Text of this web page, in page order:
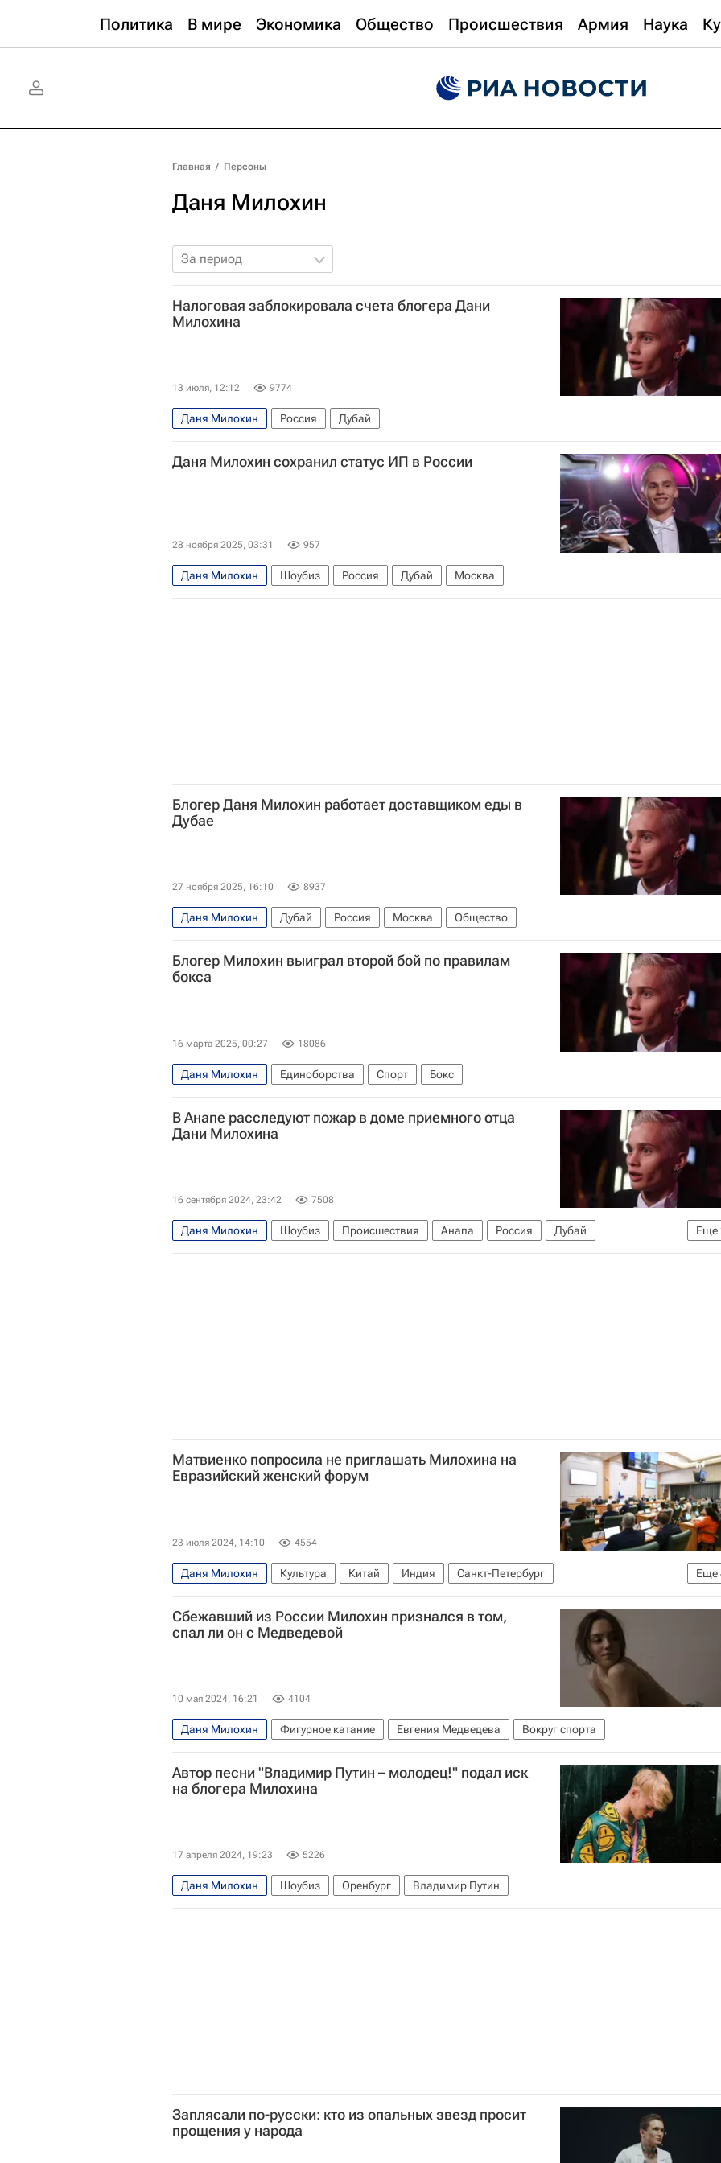
Политика В мире Экономика Общество Происшествия Армия Наука
Главная / Персоны
Даня Милохин
За период
Налоговая заблокировала счета блогера Дани
Милохина
13 июля, 12:12 9774
Даня Милохин Россия Дубай
Даня Милохин сохранил статус ИП в России
28 ноября 2025, 03:31 957
Даня Милохин Шоубиз Россия Дубай Москва
Блогер Даня Милохин работает доставщиком еды в
Дубае
27 ноября 2025, 16:10 8937
Даня Милохин Дубай Россия Москва Общество
Блогер Милохин выиграл второй бой по правилам
бокса
16 марта 2025, 00:27 18086
Даня Милохин Единоборства Спорт Бокс
В Анапе расследуют пожар в доме приемного отца
Дани Милохина
16 сентября 2024, 23:42 7508
Еще
Даня Милохин Шоубиз Происшествия Анапа Россия
Дубай
Екатерина Мизулина
Лига безопасного интернета
Матвиенко попросила не приглашать Милохина на
Евразийский женский форум
23 июля 2024, 14:10 4554
Еще
Даня Милохин Культура Китай Индия
Санкт-Петербург
Валентина Матвиенко
Галина Карелова Совет Федерации РФ Общество
Сбежавший из России Милохин признался в том,
спал ли он с Медведевой
10 мая 2024, 16:21 4104
Даня Милохин Фигурное катание Евгения Медведева Вокруг спорта
Автор песни "Владимир Путин – молодец!" подал иск
на блогера Милохина
17 апреля 2024, 19:23 5226
Даня Милохин Шоубиз Оренбург Владимир Путин
Заплясали по-русски: кто из опальных звезд просит
прощения у народа